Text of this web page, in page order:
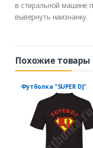
в стиральной машине
вывернуть наизнанку.
Похожие товары
Футболка "SUPER DJ"